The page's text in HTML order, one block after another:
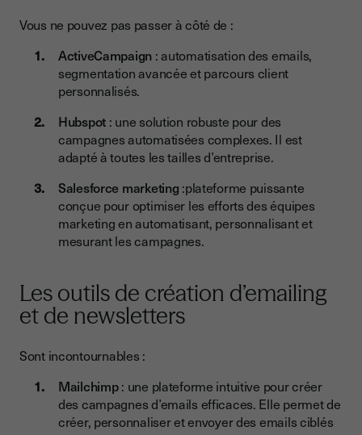
Vous ne pouvez pas passer à côté de :
ActiveCampaign : automatisation des emails,
segmentation avancée et parcours client
personnalisés.
Hubspot : une solution robuste pour des
campagnes automatisées complexes. Il est
adapté à toutes les tailles d’entreprise.
Salesforce marketing :plateforme puissante
conçue pour optimiser les efforts des équipes
marketing en automatisant, personnalisant et
mesurant les campagnes.
Les outils de création d’emailing
et de newsletters
Sont incontournables :
Mailchimp: une plateforme intuitive pour créer
des campagnes d’emails efficaces. Elle permet de
créer, personnaliser et envoyer des emails ciblés